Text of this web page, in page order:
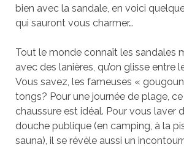
bien avec la sandale, en voici
qui sauront vous charmer…
Tout le monde connaît les sandales
avec des lanières, qu’on glisse entre
Vous savez, les fameuses «
tongs? Pour une journée de plage,
chaussure est idéal. Pour vous laver
douche publique (en camping, à la
sauna), il se révèle aussi un